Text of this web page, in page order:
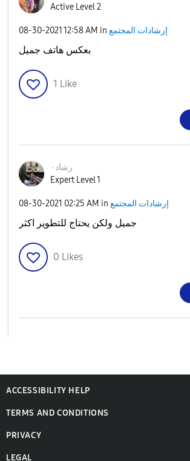
Active Level 2
‎08-30-2021 12:58 AM in إرشادات المجتمع
بعكس هاتف جميل
1 Like
رشاد٠
Expert Level 1
‎08-30-2021 02:25 AM in إرشادات المجتمع
جميل ولكن يحتاج للتطوير اكثر
0 Likes
ACCESSIBILITY HELP
TERMS AND CONDITIONS
PRIVACY
LEGAL